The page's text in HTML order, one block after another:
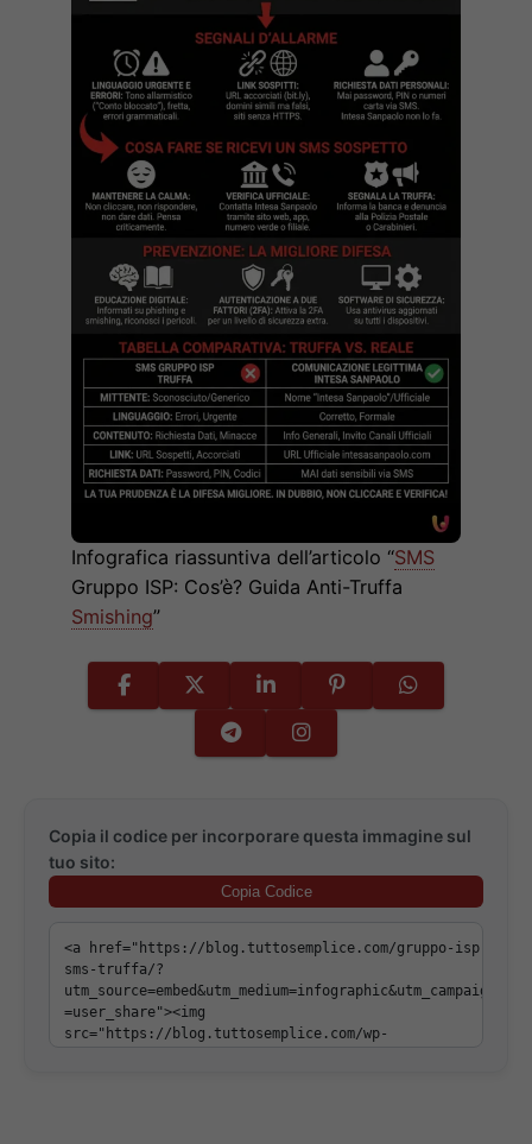
Infografica riassuntiva dell’articolo “SMS
Gruppo ISP: Cos’è? Guida Anti-Truffa
Smishing”
Copia il codice per incorporare questa immagine sul
tuo sito:
Copia Codice